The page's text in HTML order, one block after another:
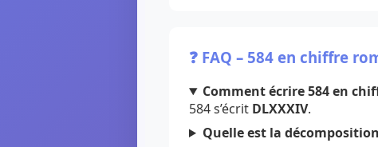
❓ FAQ – 584 en chiffre
Comment écrire 584 en
584 s’écrit DLXXXIV.
Quelle est la